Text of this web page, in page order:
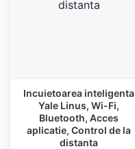
Incuietoarea inteligenta
Yale Linus, Wi-Fi,
Bluetooth, Acces
aplicatie, Control de la
distanta